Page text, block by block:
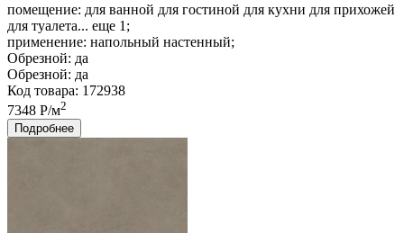
помещение: для ванной для гостиной для кухни для прихожей
для туалета... еще 1;
применение: напольный настенный;
Обрезной: да
Обрезной: да
Код товара: 172938
7348 Р/м2
Подробнее